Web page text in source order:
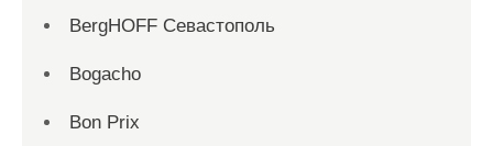
BergHOFF Севастополь
Bogacho
Bon Prix